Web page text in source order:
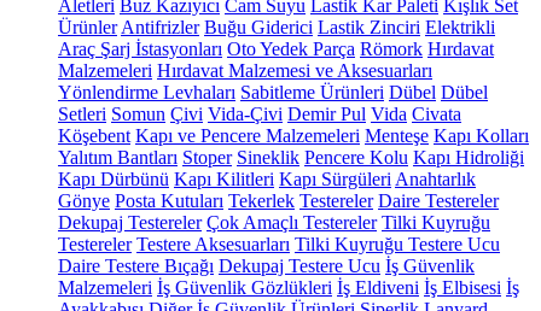
Aletleri Buz Kazıyıcı Cam Suyu Lastik Kar Paleti Kışlık Set
Ürünler Antifrizler Buğu Giderici Lastik Zinciri Elektrikli
Araç Şarj İstasyonları Oto Yedek Parça Römork Hırdavat
Malzemeleri Hırdavat Malzemesi ve Aksesuarları
Yönlendirme Levhaları Sabitleme Ürünleri Dübel Dübel
Setleri Somun Çivi Vida-Çivi Demir Pul Vida Civata
Köşebent Kapı ve Pencere Malzemeleri Menteşe Kapı Kolları
Yalıtım Bantları Stoper Sineklik Pencere Kolu Kapı Hidroliği
Kapı Dürbünü Kapı Kilitleri Kapı Sürgüleri Anahtarlık
Gönye Posta Kutuları Tekerlek Testereler Daire Testereler
Dekupaj Testereler Çok Amaçlı Testereler Tilki Kuyruğu
Testereler Testere Aksesuarları Tilki Kuyruğu Testere Ucu
Daire Testere Bıçağı Dekupaj Testere Ucu İş Güvenlik
Malzemeleri İş Güvenlik Gözlükleri İş Eldiveni İş Elbisesi İş